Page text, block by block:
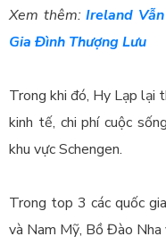
Xem thêm:Ireland
Gia Đình Thượng Lưu
Trong khi đó, Hy Lạp lại
kinh tế, chi phí cuộc
khu vực Schengen.
Trong top 3 các quốc
và Nam Mỹ, Bồ Đào